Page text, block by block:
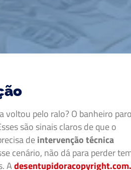
voltou pelo ralo? O banheiro
são sinais claros de que o
deintervenção técnica
cenário, não dá para perder
A